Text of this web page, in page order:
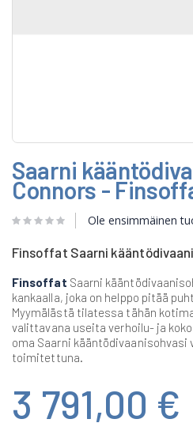
to
the
beginning
the
gallery
Saarni
Connors -
Ole ensimmäinen
Finsoffat Saarni
Finsoffat Saarni
kankaalla, joka on helppo pitää
Myymälästä tilatessa tähän
valittavana useita verhoilu- ja
oma Saarni
toimitettuna.
3 791,00 €